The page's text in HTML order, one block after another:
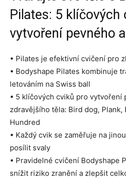
Pilates: 5 klíčových
vytvoření pevného
• Pilates je efektivní cvičení pro
• Bodyshape Pilates kombinuje
letováním na Swiss ball
• 5 klíčových cviků pro vytvoření
zdravějšího těla: Bird dog,
Hundred
• Každý cvik se zaměřuje na
posílit svaly
• Pravidelné cvičení Bodyshape
snížit riziko zranění a zlepšit